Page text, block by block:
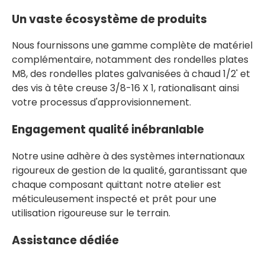
Un vaste écosystème de produits
Nous fournissons une gamme complète de matériel
complémentaire, notamment des rondelles plates
M8, des rondelles plates galvanisées à chaud 1/2' et
des vis à tête creuse 3/8-16 X 1, rationalisant ainsi
votre processus d'approvisionnement.
Engagement qualité inébranlable
Notre usine adhère à des systèmes internationaux
rigoureux de gestion de la qualité, garantissant que
chaque composant quittant notre atelier est
méticuleusement inspecté et prêt pour une
utilisation rigoureuse sur le terrain.
Assistance dédiée